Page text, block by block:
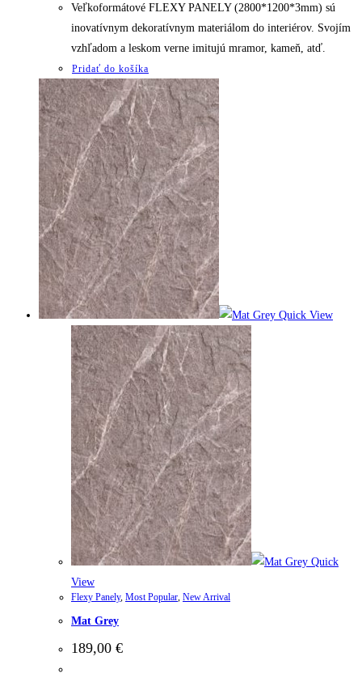
Veľkoformátové FLEXY PANELY (2800*1200*3mm) sú
inovatívnym dekoratívnym materiálom do interiérov. Svojím
vzhľadom a leskom verne imitujú mramor, kameň, atď.
Pridať do košíka
Quick View
Quick
View
Flexy Panely, Most Popular New Arrival
Mat Grey
189,00 €